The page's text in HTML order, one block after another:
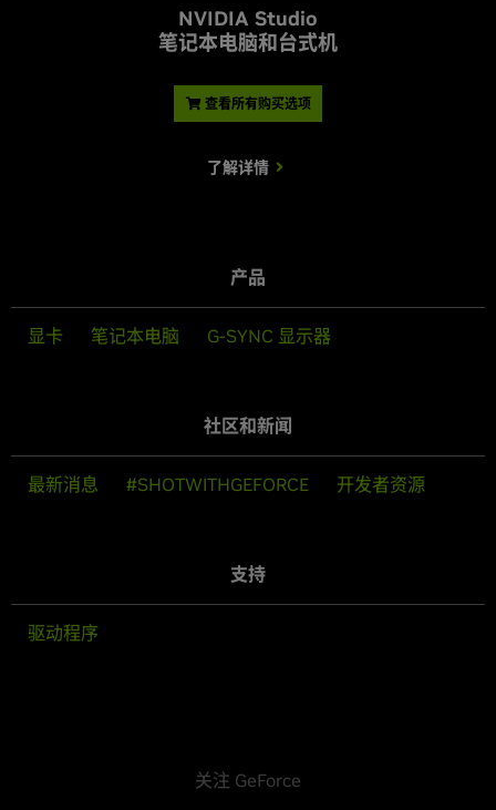
NVIDIA Studio
笔记本电脑和台式机
查看所有购买选项
了解详情
产品
显卡 笔记本电脑 G-SYNC 显示器
社区和新闻
最新消息 #SHOTWITHGEFORCE 开发者资源
支持
驱动程序
关注 GeForce